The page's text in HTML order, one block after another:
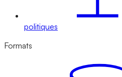
politiques
Formats